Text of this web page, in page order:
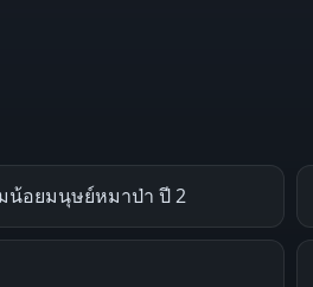
น้อยมนุษย์หมาป่า ปี 2